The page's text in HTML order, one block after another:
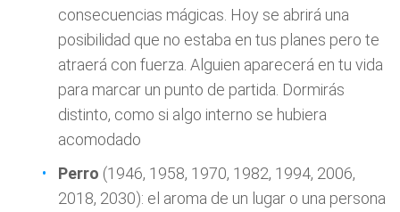
consecuencias mágicas. Hoy se abrirá una
posibilidad que no estaba en tus planes pero te
atraerá con fuerza. Alguien aparecerá en tu vida
para marcar un punto de partida. Dormirás
distinto, como si algo interno se hubiera
acomodado
Perro (1946, 1958, 1970, 1982, 1994, 2006,
2018, 2030): el aroma de un lugar o una persona